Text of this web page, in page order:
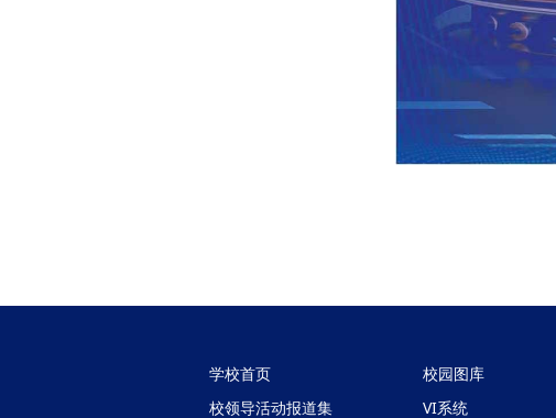
学校首页
校领导活动报道集
校园图库
VI系统